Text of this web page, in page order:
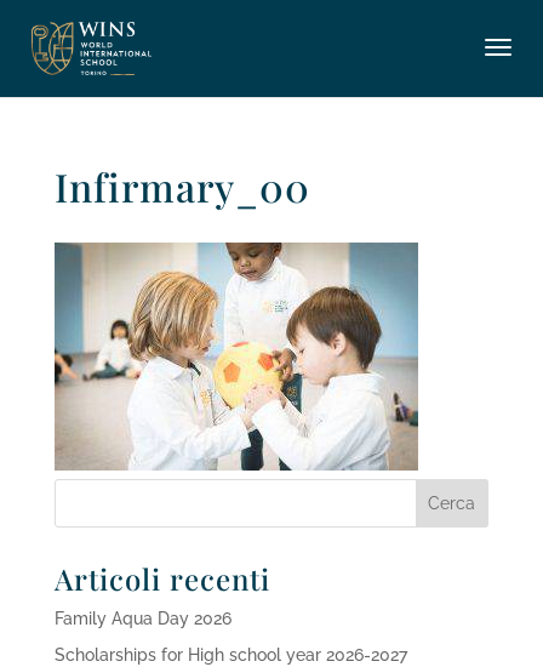
Infirmary_00
Articoli recenti
Family Aqua Day 2026
Scholarships for High school year 2026-2027